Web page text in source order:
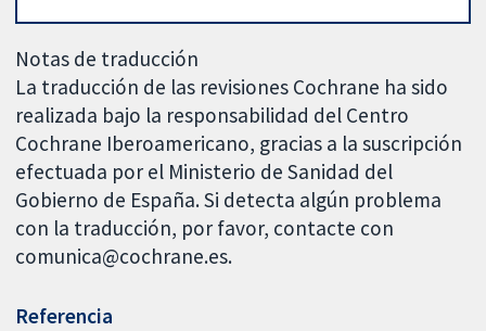
Notas de traducción
La traducción de las revisiones Cochrane ha sido
realizada bajo la responsabilidad del Centro
Cochrane Iberoamericano, gracias a la suscripción
efectuada por el Ministerio de Sanidad del
Gobierno de España. Si detecta algún problema
con la traducción, por favor, contacte con
comunica@cochrane.es.
Referencia